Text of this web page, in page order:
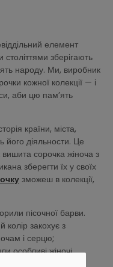
елемент
століттями зберігають
народу. Ми, виробник
кожної колекції — і
аби цю памʼять
країни, міста,
його діяльности. Це
сорочка жіноча з
зберегти їх у своїх
зможеш в колекції,
пісочної барви.
колір закохує з
очам і серцю;
особливі жіночі